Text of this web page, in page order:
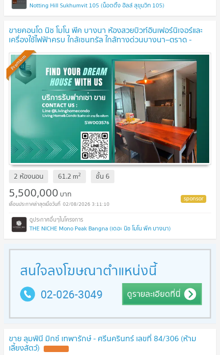
Notting Hill Sukhumvit 105 (น็อตติ้ง ฮิลล์ สุขุมวิท 105)
ขายคอนโด นิช โมโน พีค บางนา ห้องสวยบิวท์อินเฟอร์นิเจอร์และ
เครื่องใช้ไฟฟ้าครบ ใกล้เซนทรัล ใกล้ทางด่วนบางนา–ตราด -
SW003576
Premium
2 ห้องนอน 61.2 m2 ชั้น 6
5,500,000 บาท
02/08/2026 3:11:10
THE NICHE Mono Peak Bangna (เดอะ นิช โมโน พีค บางนา)
ขาย ลุมพินี มิกซ์ เทพารักษ์ - ศรีนครินทร์ เลขที่ 84/306 (ห้าม
เลี้ยงสัตว์)